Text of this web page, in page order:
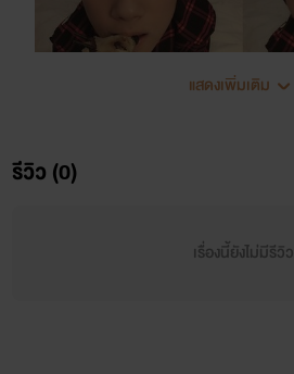
แสดงเพิ่มเติม
รีวิว (0)
เรื่องนี้ยังไม่มีรีวิว